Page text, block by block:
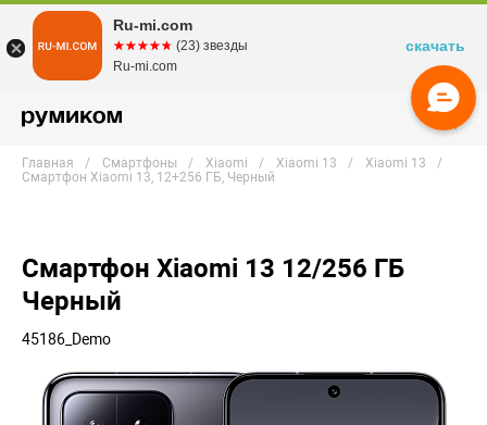
Главная Смартфоны Xiaomi Xiaomi 13
Xiaomi 13
Смартфон Xiaomi 13, 12+256 ГБ, Черный
Смартфон Xiaomi 13 12/256 ГБ
Черный
45186_Demo
Ru-mi.com
☆☆☆☆☆
★★★★★ (23) звезды
Ru-mi.com
скачать